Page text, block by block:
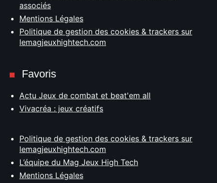
associés
Mentions Légales
Politique de gestion des cookies & trackers sur
lemagjeuxhightech.com
Favoris
Actu Jeux de combat et beat'em all
Vivacréa : jeux créatifs
Politique de gestion des cookies & trackers sur
lemagjeuxhightech.com
L’équipe du Mag Jeux High Tech
Mentions Légales